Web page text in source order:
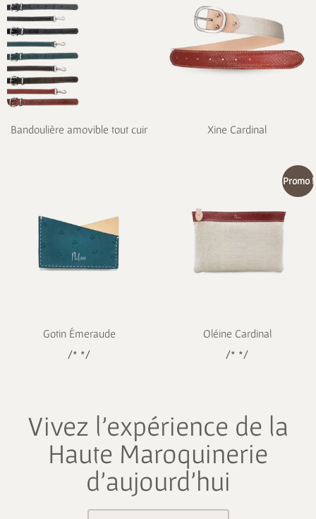
Bandoulière amovible tout cuir Xine Cardinal
Gotin Émeraude
/* */
Promo !
Oléine Cardinal
/* */
Vivez l’expérience de la
Haute Maroquinerie
d’aujourd’hui